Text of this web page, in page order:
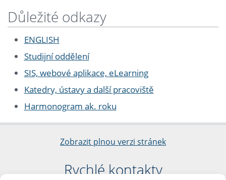
Důležité odkazy
ENGLISH
Studijní oddělení
SIS, webové aplikace, eLearning
Katedry, ústavy a další pracoviště
Harmonogram ak. roku
Zobrazit plnou verzi stránek
Rychlé kontakty